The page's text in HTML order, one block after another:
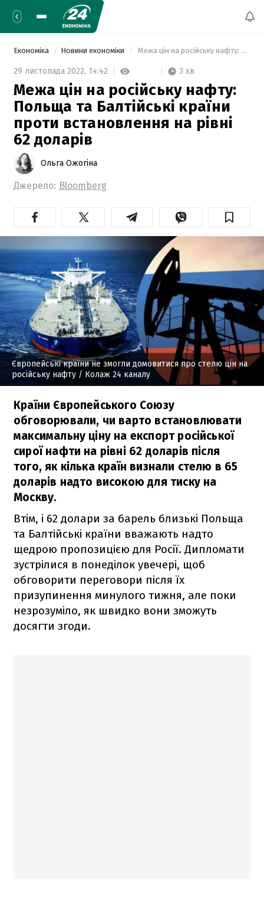
Економіка Новини економіки Межа цін на російську нафту: Польща та Балтійські країни проти встановлення на рівні 62 доларів
29 листопада 2022, 14:42 3 хв
Межа цін на російську нафту:
Польща та Балтійські країни
проти встановлення на рівні
62 доларів
Ольга Ожогіна
Джерело: Bloomberg
Європейські країни не змогли домовитися про стелю цін на
російську нафту / Колаж 24 каналу
Країни Європейського Союзу
обговорювали, чи варто встановлювати
максимальну ціну на експорт російської
сирої нафти на рівні 62 доларів після
того, як кілька країн визнали стелю в 65
доларів надто високою для тиску на
Москву.
Втім, і 62 долари за барель близькі Польща
та Балтійські країни вважають надто
щедрою пропозицією для Росії. Дипломати
зустрілися в понеділок увечері, щоб
обговорити переговори після їх
призупинення минулого тижня, але поки
незрозуміло, як швидко вони зможуть
досягти згоди.